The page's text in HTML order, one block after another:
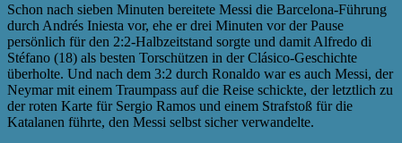
Schon nach sieben Minuten bereitete Messi die Barcelona-Führung
durch Andrés Iniesta vor, ehe er drei Minuten vor der Pause
persönlich für den 2:2-Halbzeitstand sorgte und damit Alfredo di
Stéfano (18) als besten Torschützen in der Clásico-Geschichte
überholte. Und nach dem 3:2 durch Ronaldo war es auch Messi, der
Neymar mit einem Traumpass auf die Reise schickte, der letztlich zu
der roten Karte für Sergio Ramos und einem Strafstoß für die
Katalanen führte, den Messi selbst sicher verwandelte.